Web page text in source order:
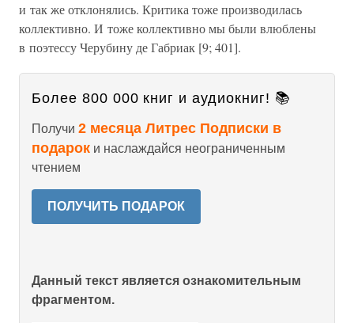
и так же отклонялись. Критика тоже производилась
коллективно. И тоже коллективно мы были влюблены
в поэтессу Черубину де Габриак [9; 401].
Более 800 000 книг и аудиокниг! 📚
Получи 2 месяца Литрес Подписки в
подарок и наслаждайся неограниченным
чтением
ПОЛУЧИТЬ ПОДАРОК
Данный текст является ознакомительным
фрагментом.